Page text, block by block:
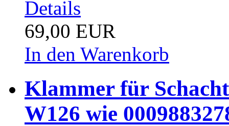
Details
69,00 EUR
In den Warenkorb
Klammer für
W126 wie